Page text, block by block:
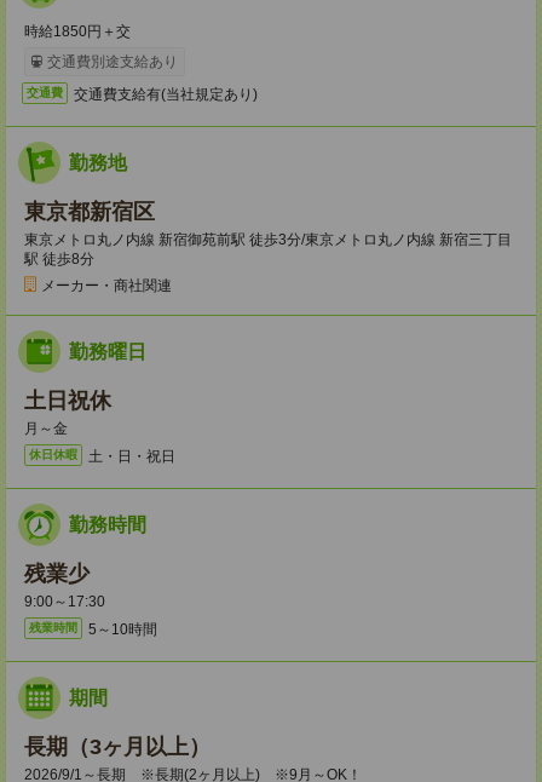
時給1850円＋交
交通費別途支給あり
交通費 交通費支給有(当社規定あり)
勤務地
東京都新宿区
東京メトロ丸ノ内線 新宿御苑前駅 徒歩3分/東京メトロ丸ノ内線 新宿三丁目
駅 徒歩8分
メーカー・商社関連
勤務曜日
土日祝休
月～金
休日休暇 土・日・祝日
勤務時間
残業少
9:00～17:30
残業時間 5～10時間
期間
長期（3ヶ月以上）
2026/9/1～長期 ※長期(2ヶ月以上) ※9月～OK！